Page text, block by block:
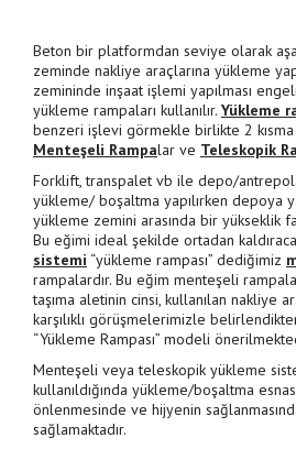
Beton bir platformdan seviye olarak
zeminde nakliye araçlarına yükleme
zemininde inşaat işlemi yapılması
yükleme rampaları kullanılır. Yükleme
benzeri işlevi görmekle birlikte 2 kısma
Menteşeli Rampalar ve Teleskopik
Forklift, transpalet vb ile depo/
yükleme/ boşaltma yapılırken depoya
yükleme zemini arasında bir yükseklik
Bu eğimi ideal şekilde ortadan
sistemi “yükleme rampası” dediğimiz
rampalardır. Bu eğim menteşeli
taşıma aletinin cinsi, kullanılan nakliye
karşılıklı görüşmelerimizle
“Yükleme Rampası” modeli
Menteşeli veya teleskopik yükleme
kullanıldığında yükleme/boşaltma
önlenmesinde ve hijyenin
sağlamaktadır.